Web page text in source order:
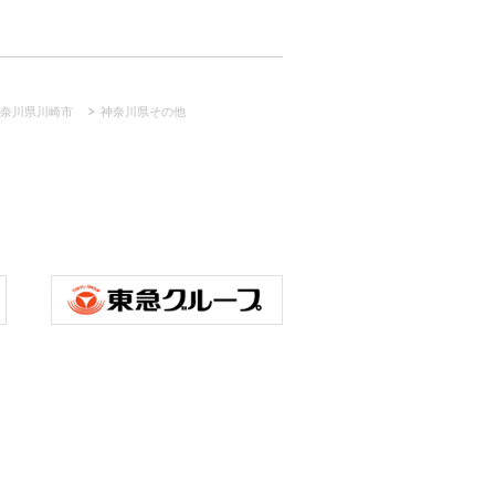
川県川崎市 神奈川県その他